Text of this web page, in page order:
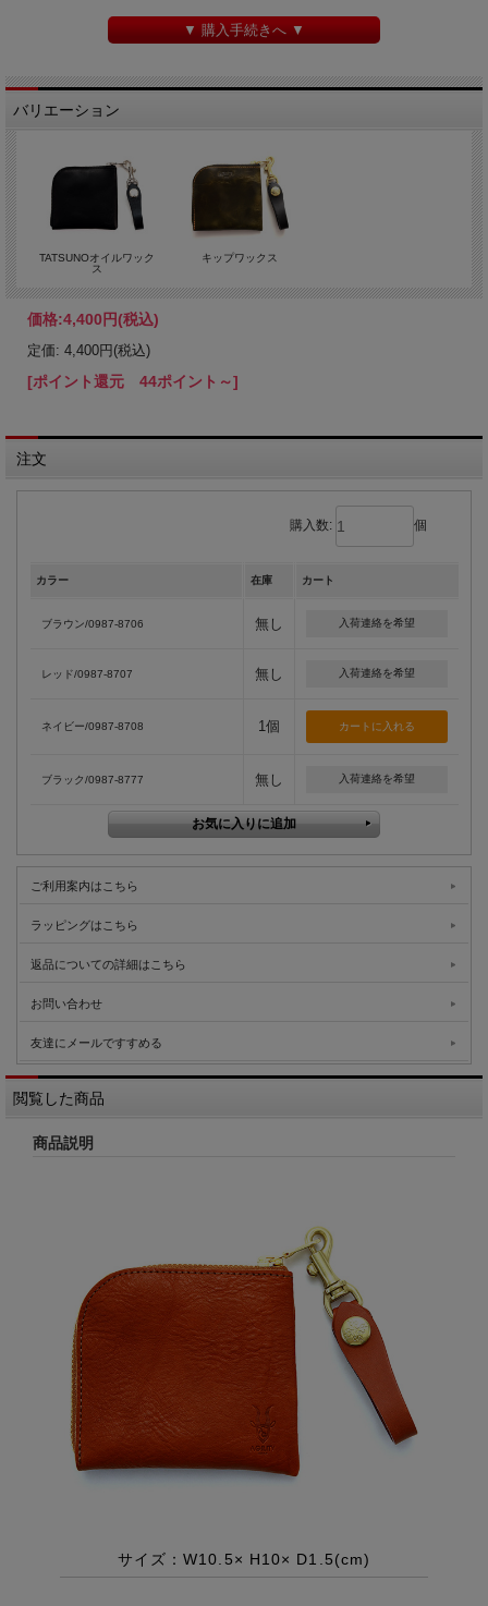
▼ 購入手続きへ ▼
バリエーション
TATSUNOオイルワック
ス
キップワックス
価格:4,400円(税込)
定価: 4,400円(税込)
[ポイント還元 44ポイント～]
注文
購入数: 個
カラー 在庫 カート
ブラウン/0987-8706 無し 入荷連絡を希望
レッド/0987-8707 無し 入荷連絡を希望
ネイビー/0987-8708 1個
ブラック/0987-8777 無し 入荷連絡を希望
ご利用案内はこちら
ラッピングはこちら
返品についての詳細はこちら
お問い合わせ
友達にメールですすめる
閲覧した商品
商品説明